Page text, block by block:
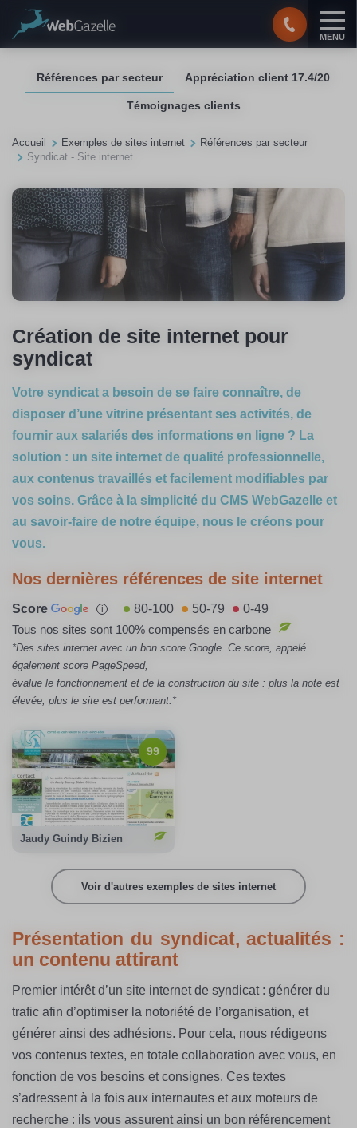
MENU
Références par secteur Appréciation client 17.4/20
Témoignages clients
Accueil Exemples de sites internet
Références par secteur
Syndicat - Site internet
Création de site internet pour
syndicat
Votre syndicat a besoin de se faire connaître, de
disposer d’une vitrine présentant ses activités, de
fournir aux salariés des informations en ligne ? La
solution : un site internet de qualité professionnelle,
aux contenus travaillés et facilement modifiables par
vos soins. Grâce à la simplicité du CMS WebGazelle et
au savoir-faire de notre équipe, nous le créons pour
vous.
Nos dernières références de site internet
Score i 80-100 50-79
0-49
Tous nos sites sont 100% compensés en carbone
*Des sites internet avec un bon score Google. Ce score, appelé
également score PageSpeed,
évalue le fonctionnement et de la construction du site : plus la note est
élevée, plus le site est performant.*
99
Jaudy Guindy Bizien
Notation Google :
99/100
Emission carbone :
0,12gCO2/page
Compensation carbone :
100%
Voir le site
Voir d'autres exemples de sites internet
Présentation du syndicat, actualités :
un contenu attirant
Premier intérêt d’un site internet de syndicat : générer du
trafic afin d’optimiser la notoriété de l’organisation, et
générer ainsi des adhésions. Pour cela, nous rédigeons
vos contenus textes, en totale collaboration avec vous, en
fonction de vos besoins et consignes. Ces textes
s’adressent à la fois aux internautes et aux moteurs de
recherche : ils vous assurent ainsi un bon référencement
Panneau de gestion des cookies